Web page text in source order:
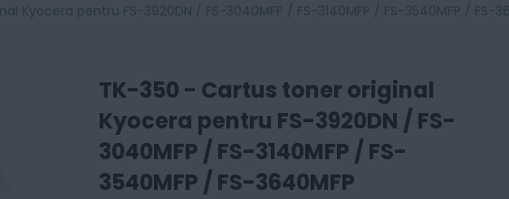
Kyocera pentru FS-3920DN / FS-3040MFP / FS-3140MFP / FS-3540MFP / FS-
TK-350 - Cartus toner original
Kyocera pentru FS-3920DN / FS-
3040MFP / FS-3140MFP / FS-
3540MFP / FS-3640MFP